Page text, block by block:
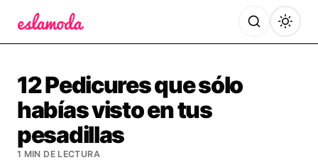
12 Pedicures que sólo
habías visto en tus
pesadillas
1 MIN DE LECTURA